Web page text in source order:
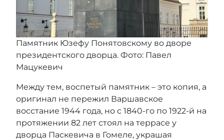
Памятник Юзефу Понятовскому во дворе
президентского дворца. Фото: Павел
Мацукевич
Между тем, воспетый памятник – это копия, а
оригинал не пережил Варшавское
восстание 1944 года, но с 1840-го по 1922-й на
протяжении 82 лет стоял на террасе у
дворца Паскевича в Гомеле, украшая